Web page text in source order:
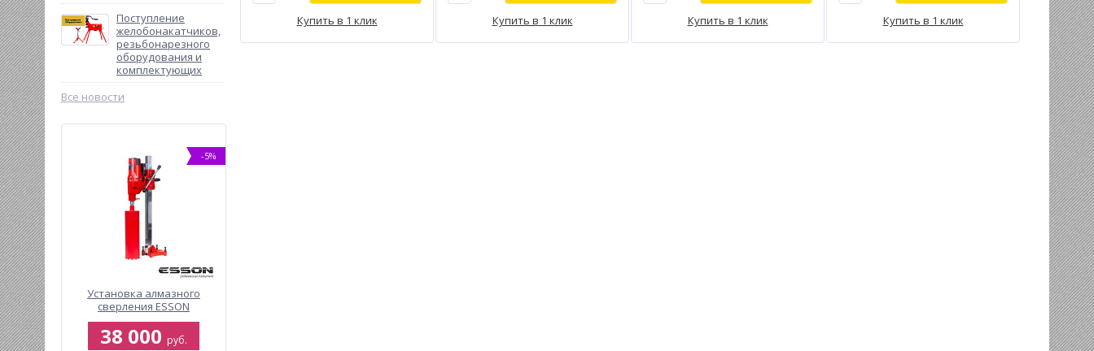
Поступление
желобонакатчиков,
резьбонарезного
оборудования и
комплектующих
Все новости
-13%
для
-5%
Установка алмазного
сверления ESSON
ElectricDRIL-205
38 000 руб.
Купить в 1 клик Купить в 1 клик Купить в 1 клик Купить в 1 клик